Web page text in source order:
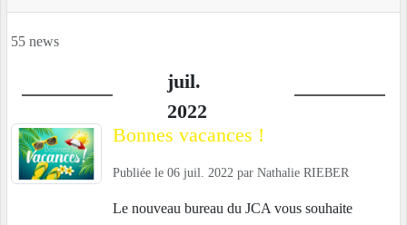
55 news
juil.
2022
Bonnes vacances !
Publiée le 06 juil. 2022 par Nathalie RIEBER
Le nouveau bureau du JCA vous souhaite